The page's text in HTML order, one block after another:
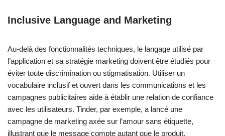
Inclusive Language and Marketing
Au-delà des fonctionnalités techniques, le langage utilisé par
l’application et sa stratégie marketing doivent être étudiés pour
éviter toute discrimination ou stigmatisation. Utiliser un
vocabulaire inclusif et ouvert dans les communications et les
campagnes publicitaires aide à établir une relation de confiance
avec les utilisateurs. Tinder, par exemple, a lancé une
campagne de marketing axée sur l’amour sans étiquette,
illustrant que le message compte autant que le produit.